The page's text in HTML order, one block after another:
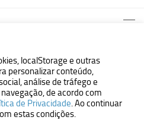
Java © 2026. Todos Direitos
with theHueman theme
localStorage e outras
personalizar conteúdo,
análise de tráfego e
de acordo com
de Privacidade. Ao continuar
estas condições.